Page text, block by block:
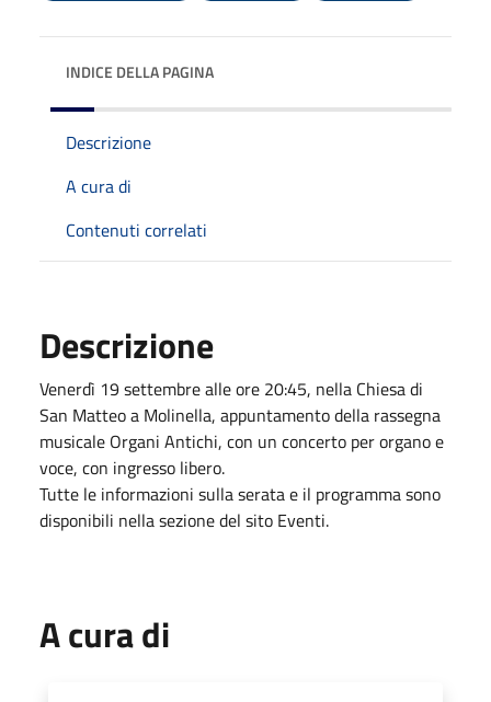
INDICE DELLA PAGINA
Descrizione
A cura di
Contenuti correlati
Descrizione
Venerdì 19 settembre alle ore 20:45, nella Chiesa di
San Matteo a Molinella, appuntamento della rassegna
musicale Organi Antichi, con un concerto per organo e
voce, con ingresso libero.
Tutte le informazioni sulla serata e il programma sono
disponibili nella sezione del sito Eventi.
A cura di